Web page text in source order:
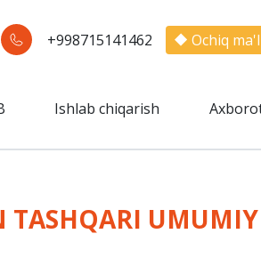
+998715141462 Ochiq
Ishlab chiqarish
UMUMIY